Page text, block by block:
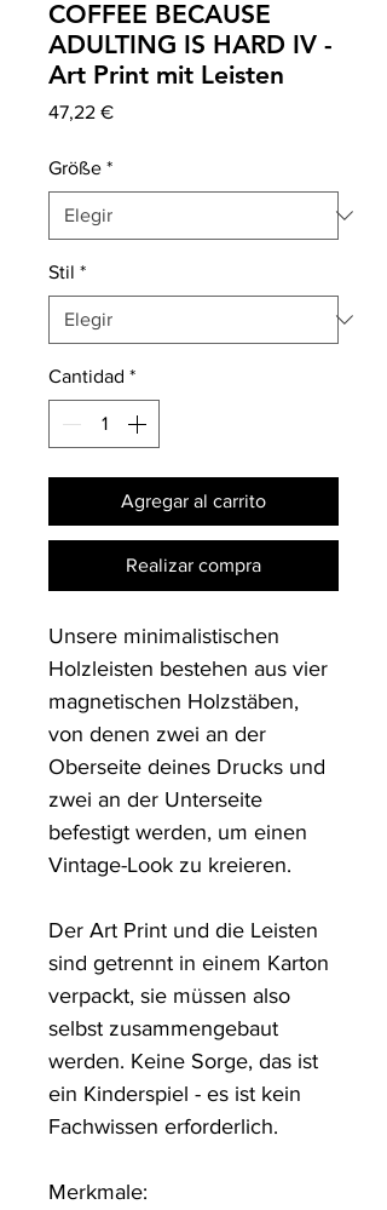
COFFEE BECAUSE
ADULTING IS HARD IV -
Art Print mit Leisten
47,22 €Precio
Größe *
Stil *
Cantidad *
Agregar al carrito
Realizar compra
Unsere minimalistischen
Holzleisten bestehen aus vier
magnetischen Holzstäben,
von denen zwei an der
Oberseite deines Drucks und
zwei an der Unterseite
befestigt werden, um einen
Vintage-Look zu kreieren.
Der Art Print und die Leisten
sind getrennt in einem Karton
verpackt, sie müssen also
selbst zusammengebaut
werden. Keine Sorge, das ist
ein Kinderspiel - es ist kein
Fachwissen erforderlich.
Merkmale: